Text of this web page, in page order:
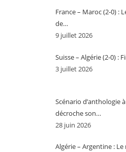
France – Maroc (2-0) :
de…
9 juillet 2026
Suisse – Algérie (2-0) :
3 juillet 2026
Scénario d’anthologie
décroche son…
28 juin 2026
Algérie – Argentine :